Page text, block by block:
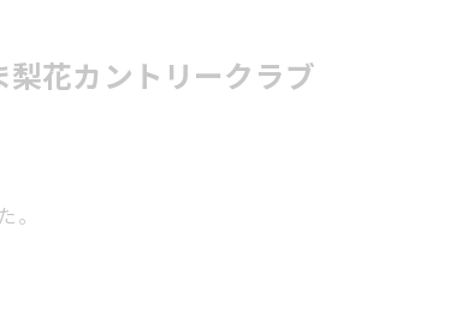
梨花カントリークラブ
。